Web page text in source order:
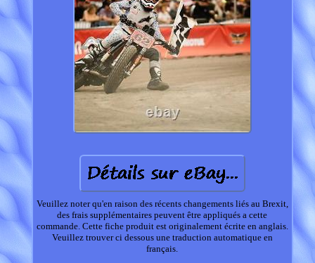
Veuillez noter qu'en raison des récents changements liés au Brexit,
des frais supplémentaires peuvent être appliqués a cette
commande. Cette fiche produit est originalement écrite en anglais.
Veuillez trouver ci dessous une traduction automatique en
français.